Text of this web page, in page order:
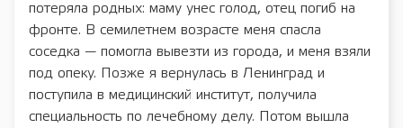
потеряла родных: маму унес голод, отец погиб на
фронте. В семилетнем возрасте меня спасла
соседка — помогла вывезти из города, и меня взяли
под опеку. Позже я вернулась в Ленинград и
поступила в медицинский институт, получила
специальность по лечебному делу. Потом вышла